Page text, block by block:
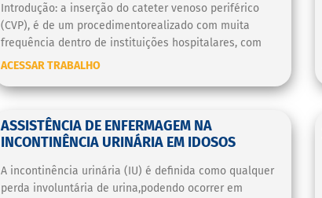
Introdução: a inserção do cateter venoso periférico
(CVP), é de um procedimentorealizado com muita
frequência dentro de instituições hospitalares, com
ACESSAR TRABALHO
ASSISTÊNCIA DE ENFERMAGEM NA
INCONTINÊNCIA URINÁRIA EM IDOSOS
A incontinência urinária (IU) é definida como qualquer
perda involuntária de urina,podendo ocorrer em